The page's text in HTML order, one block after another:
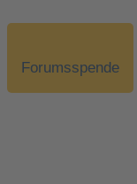
Forumsspende